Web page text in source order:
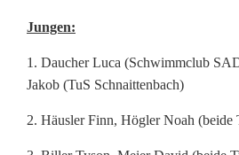
Jungen:
1. Daucher Luca (Schwimmclub
Jakob (TuS Schnaittenbach)
2. Häusler Finn, Högler Noah (beide